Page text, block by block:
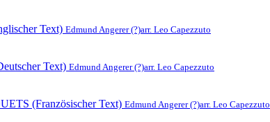
Text) Edmund Angerer (?)arr. Leo Capezzuto
Text) Edmund Angerer (?)arr. Leo Capezzuto
(Französischer Text) Edmund Angerer (?)arr. Leo Capezzuto